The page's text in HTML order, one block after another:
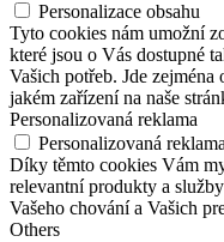
Personalizace obsahu
Tyto cookies nám umožní
které jsou o Vás dostupné
Vašich potřeb. Jde
jakém zařízení na naše
Personalizovaná reklama
Personalizovaná reklama
Díky těmto cookies Vám
relevantní produkty a
Vašeho chování a Vašich
Others